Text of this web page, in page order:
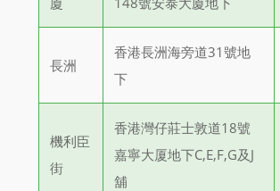
長洲
香港長洲海旁道31號地
下
機利臣
街
香港灣仔莊士敦道18號
嘉寧大厦地下C,E,F,G及J
舖